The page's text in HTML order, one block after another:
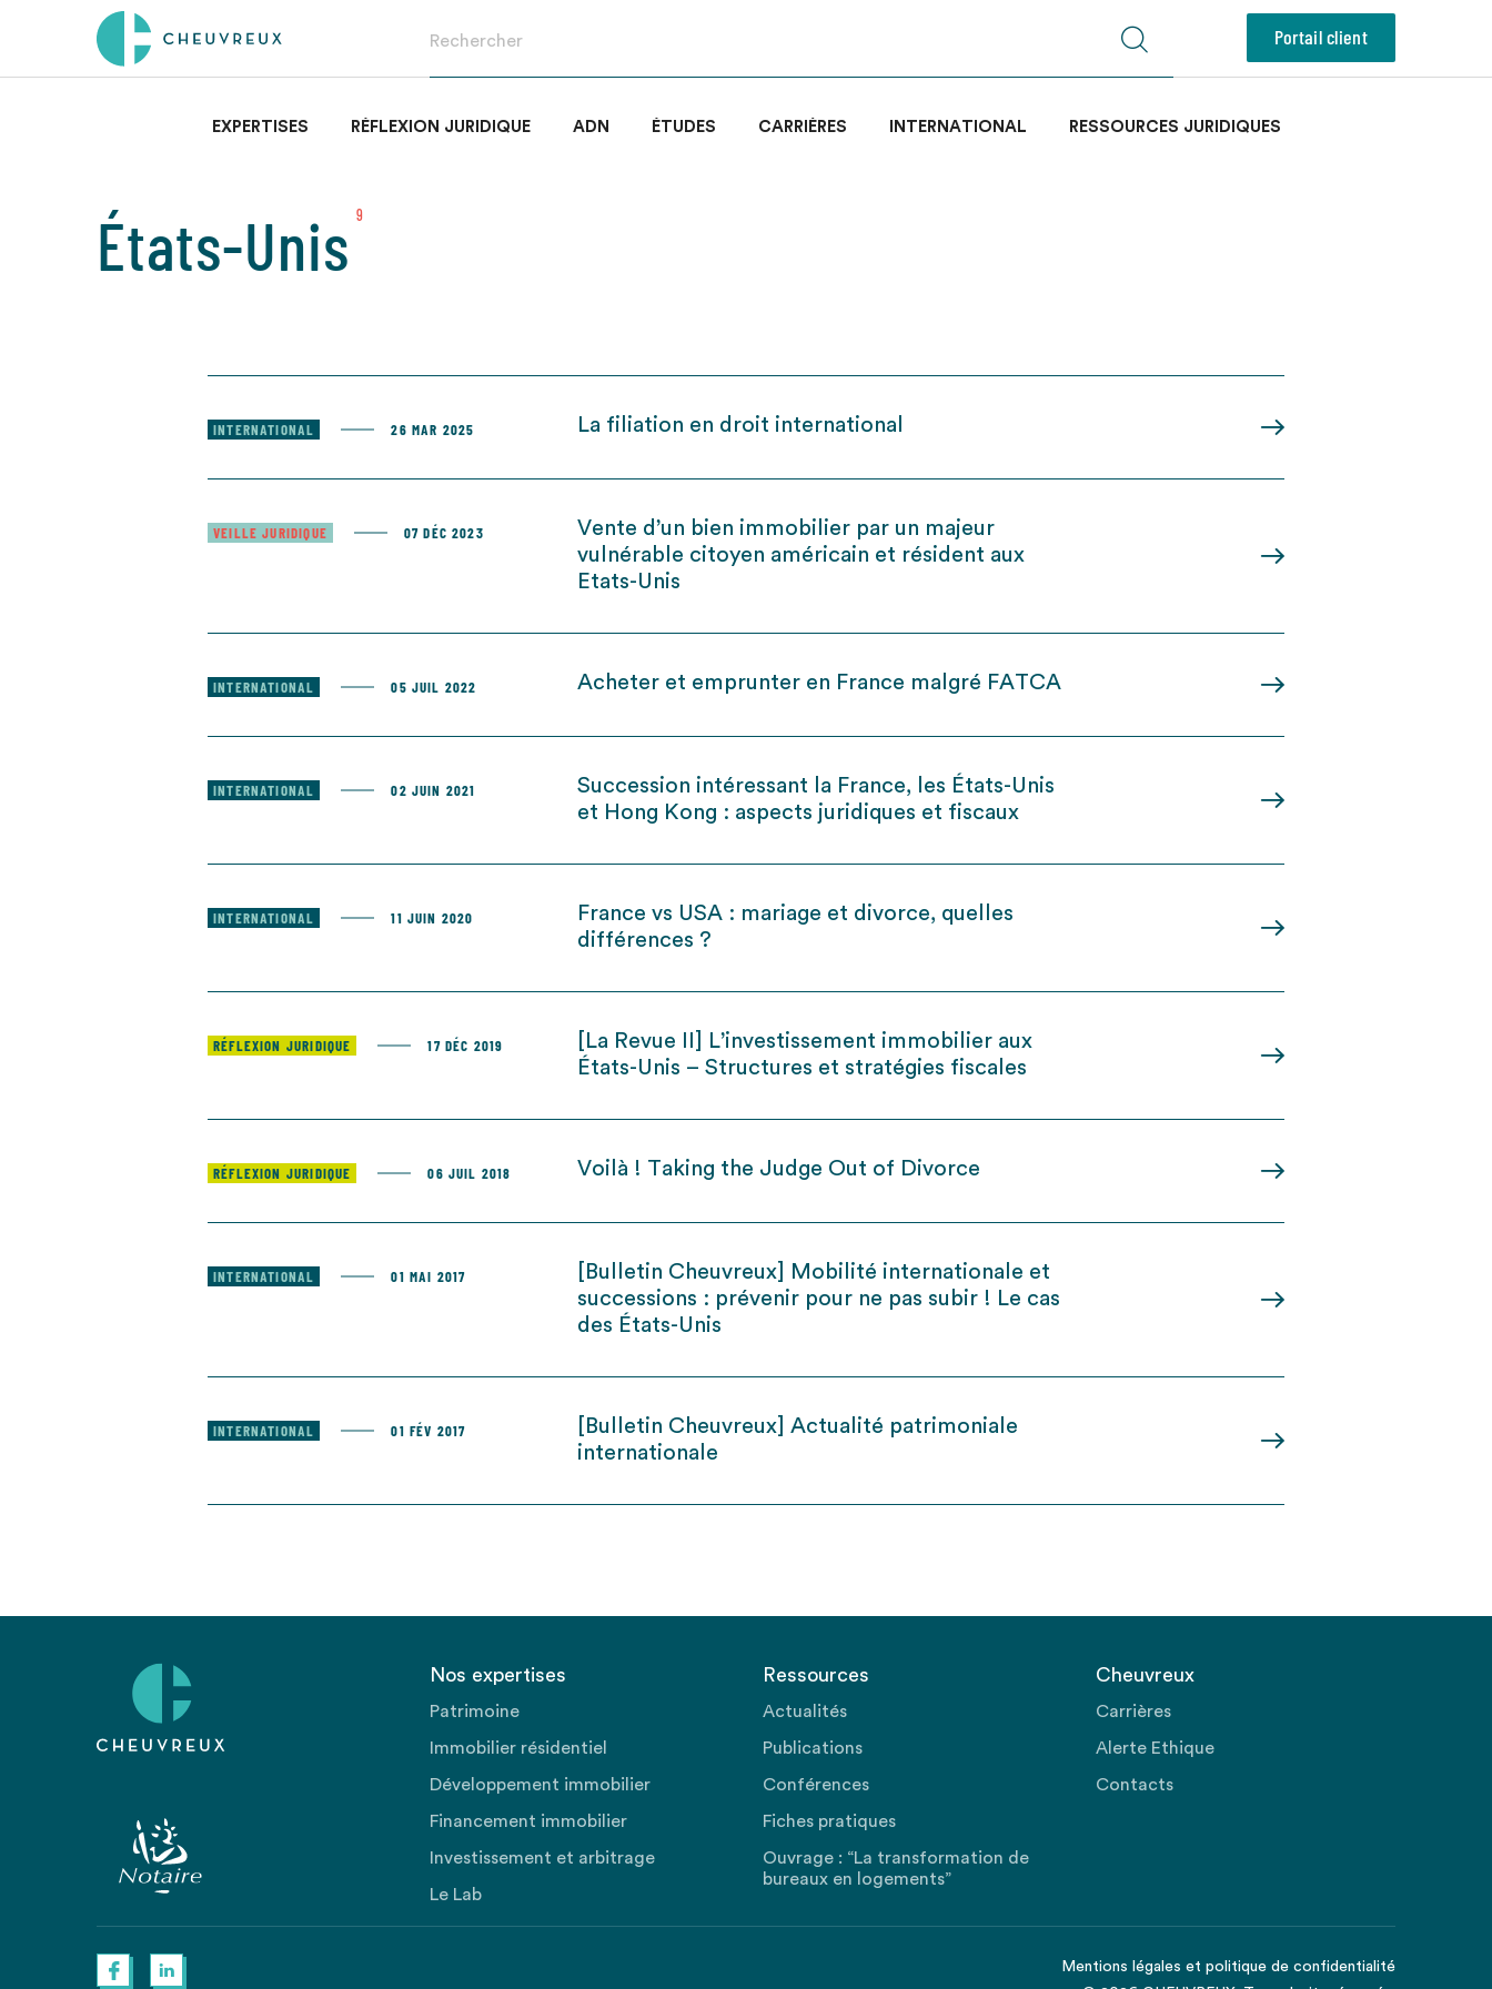
Portail client
EXPERTISES RÉFLEXION JURIDIQUE ADN ÉTUDES CARRIÈRES INTERNATIONAL RESSOURCES JURIDIQUES
États-Unis 9
INTERNATIONAL 26 MAR 2025 La filiation en droit international
VEILLE JURIDIQUE 07 DÉC 2023
Vente d’un bien immobilier par un majeur
vulnérable citoyen américain et résident aux
Etats-Unis
INTERNATIONAL 05 JUIL 2022 Acheter et emprunter en France malgré FATCA
INTERNATIONAL 02 JUIN 2021
Succession intéressant la France, les États-Unis
et Hong Kong : aspects juridiques et fiscaux
INTERNATIONAL 11 JUIN 2020
France vs USA : mariage et divorce, quelles
différences ?
RÉFLEXION JURIDIQUE 17 DÉC 2019
[La Revue II] L’investissement immobilier aux
États-Unis – Structures et stratégies fiscales
RÉFLEXION JURIDIQUE 06 JUIL 2018 Voilà ! Taking the Judge Out of Divorce
INTERNATIONAL 01 MAI 2017
[Bulletin Cheuvreux] Mobilité internationale et
successions : prévenir pour ne pas subir ! Le cas
des États-Unis
INTERNATIONAL 01 FÉV 2017
[Bulletin Cheuvreux] Actualité patrimoniale
internationale
Nos expertises
Patrimoine
Immobilier résidentiel
Développement immobilier
Financement immobilier
Investissement et arbitrage
Le Lab
Ressources
Actualités
Publications
Conférences
Fiches pratiques
Ouvrage : “La transformation de
bureaux en logements”
Cheuvreux
Carrières
Alerte Ethique
Contacts
Mentions légales et politique de confidentialité